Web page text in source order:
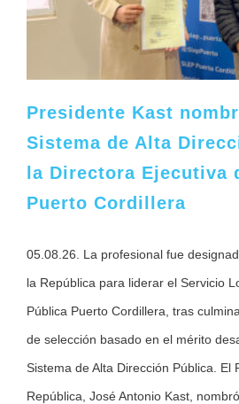
Presidente Kast
Sistema de Alta
la Directora Ejecutiva
Puerto Cordillera
05.08.26. La profesional fue
la República para liderar el Servicio
Pública Puerto Cordillera, tras
de selección basado en el mérito
Sistema de Alta Dirección Pública. El
República, José Antonio Kast,